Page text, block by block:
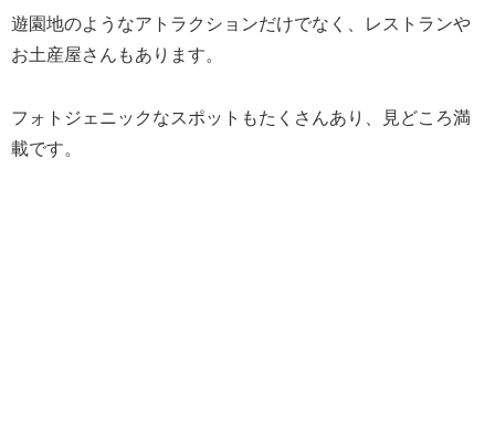
遊園地のようなアトラクションだけでなく、レストランや
お土産屋さんもあります。
フォトジェニックなスポットもたくさんあり、見どころ満
載です。